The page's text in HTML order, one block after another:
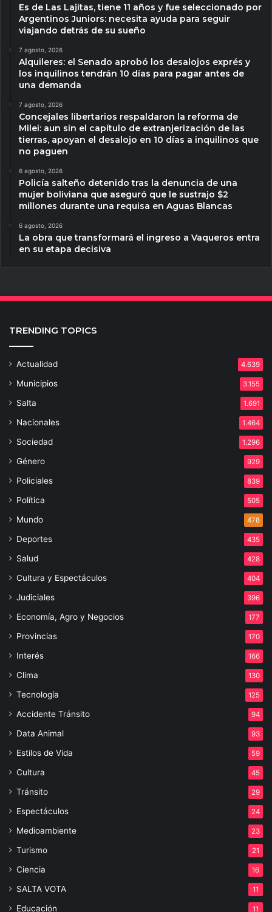
Es de Las Lajitas, tiene 11 años y fue seleccionado por
Argentinos Juniors: necesita ayuda para seguir
viajando detrás de su sueño
7 agosto, 2026
Alquileres: el Senado aprobó los desalojos exprés y
los inquilinos tendrán 10 días para pagar antes de
una demanda
7 agosto, 2026
Concejales libertarios respaldaron la reforma de
Milei: aun sin el capítulo de extranjerización de las
tierras, apoyan el desalojo en 10 días a inquilinos que
no paguen
6 agosto, 2026
Policía salteño detenido tras la denuncia de una
mujer boliviana que aseguró que le sustrajo $2
millones durante una requisa en Aguas Blancas
6 agosto, 2026
La obra que transformará el ingreso a Vaqueros entra
en su etapa decisiva
TRENDING TOPICS
Actualidad 4.639
Municipios 3.155
Salta 1.691
Nacionales 1.464
Sociedad 1.296
Género 929
Policiales 839
Política 505
Mundo 478
Deportes 435
Salud 428
Cultura y Espectáculos 404
Judiciales 396
Economía, Agro y Negocios 177
Provincias 170
Interés 166
Clima 130
Tecnología 125
Accidente Tránsito 94
Data Animal 93
Estilos de Vida 59
Cultura 45
Tránsito 29
Espectáculos 24
Medioambiente 23
Turismo 21
Ciencia 16
SALTA VOTA 11
Educación 11